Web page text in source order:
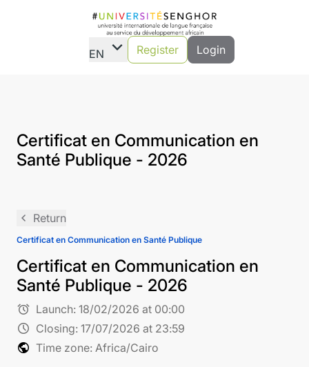
EN expand_more Register Login
Certificat en Communication en
Santé Publique - 2026
navigate_before Return
Certificat en Communication en Santé Publique
Certificat en Communication en
Santé Publique - 2026
alarm Launch: 18/02/2026 at 00:00
schedule Closing: 17/07/2026 at 23:59
public Time zone: Africa/Cairo